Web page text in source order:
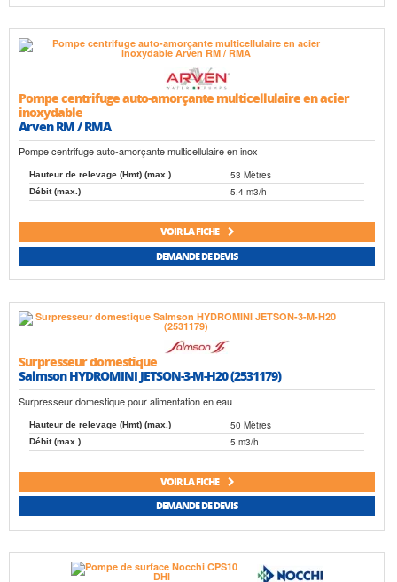
Pompe centrifuge auto-amorçante multicellulaire en acier
inoxydable
Arven RM / RMA
Pompe centrifuge auto-amorçante multicellulaire en inox
Hauteur de relevage (Hmt) (max.) 53 Mètres
Débit (max.) 5.4 m3/h
VOIR LA FICHE
DEMANDE DE DEVIS
Surpresseur domestique
Salmson HYDROMINI JETSON-3-M-H20 (2531179)
Surpresseur domestique pour alimentation en eau
Hauteur de relevage (Hmt) (max.) 50 Mètres
Débit (max.) 5 m3/h
VOIR LA FICHE
DEMANDE DE DEVIS